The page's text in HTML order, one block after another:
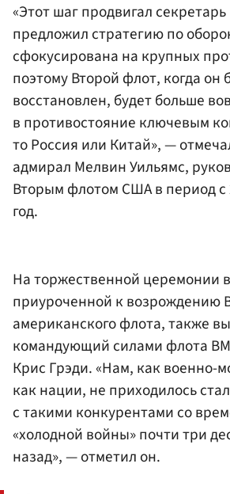
«Этот шаг продвигал
предложил стратегию по
сфокусирована на крупных
поэтому Второй флот, когда он
восстановлен, будет больше
в противостояние ключевым
то Россия или Китай», —
адмирал Мелвин Уильямс,
Вторым флотом США в период с
год.
На торжественной церемонии
приуроченной к возрождению
американского флота, также
командующий силами флота
Крис Грэди. «Нам, как военно-
как нации, не приходилось
с такими конкурентами со
«холодной войны» почти три
назад», — отметил он.